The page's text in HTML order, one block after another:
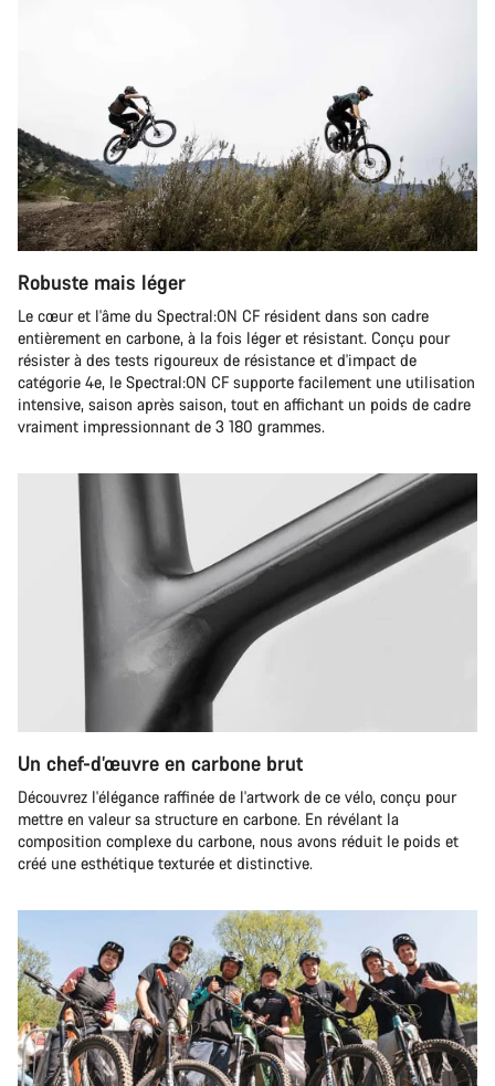
Robuste mais léger
Le cœur et l'âme du Spectral:ON CF résident dans son cadre
entièrement en carbone, à la fois léger et résistant. Conçu pour
résister à des tests rigoureux de résistance et d'impact de
catégorie 4e, le Spectral:ON CF supporte facilement une utilisation
intensive, saison après saison, tout en affichant un poids de cadre
vraiment impressionnant de 3 180 grammes.
Un chef-d’œuvre en carbone brut
Découvrez l'élégance raffinée de l'artwork de ce vélo, conçu pour
mettre en valeur sa structure en carbone. En révélant la
composition complexe du carbone, nous avons réduit le poids et
créé une esthétique texturée et distinctive.